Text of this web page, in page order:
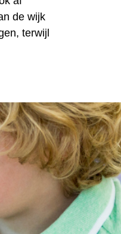
de wijk
terwijl